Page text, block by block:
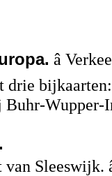
â
drie
Buhr-Wupper-
Sleeswijk.